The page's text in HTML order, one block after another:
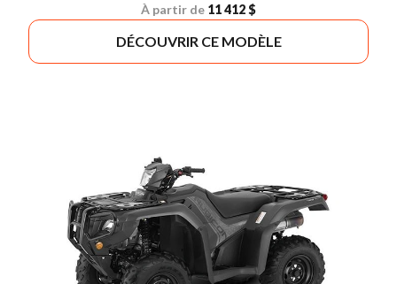
À partir de 11 412 $
DÉCOUVRIR CE MODÈLE